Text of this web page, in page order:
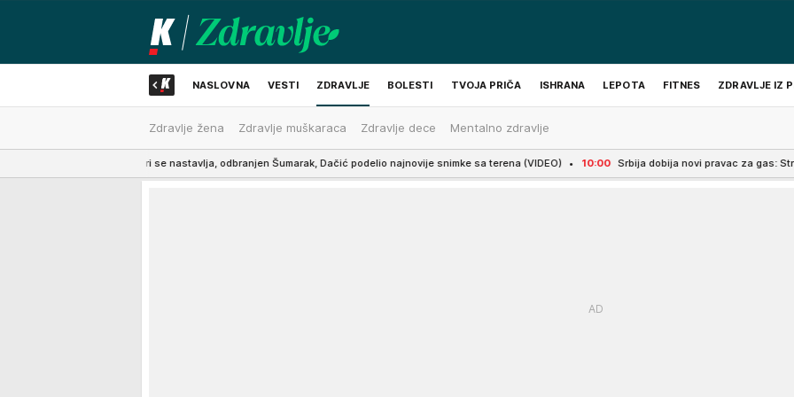
NASLOVNA VESTI ZDRAVLJE BOLESTI TVOJA PRIČA ISHRANA LEPOTA FITNES ZDRAVLJE IZ
NAJNOVIJE
Zdravlje žena Zdravlje muškaraca Zdravlje dece Mentalno zdravlje
peščari se nastavlja, odbranjen Šumarak, Dačić podelio najnovije snimke sa terena (VIDEO) 10:00 Srbija dobija novi pravac za gas: Stručnjaci